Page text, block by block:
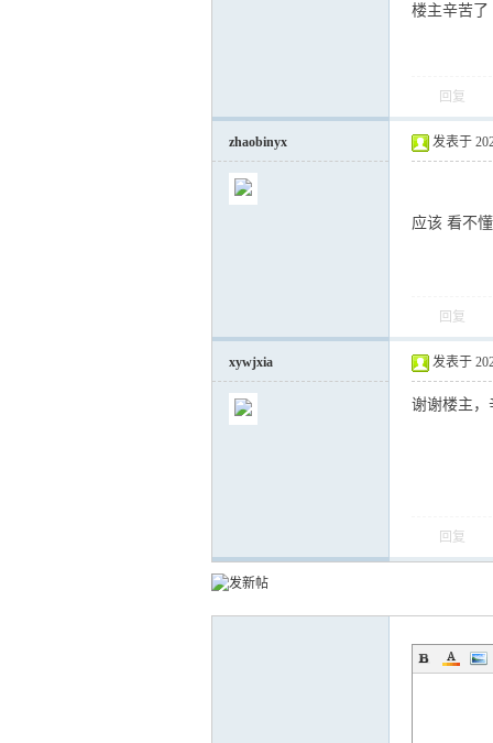
楼主辛苦了
回复
zhaobinyx 发表于
应该 看不懂
回复
xywjxia 发表于
谢谢楼主，
回复